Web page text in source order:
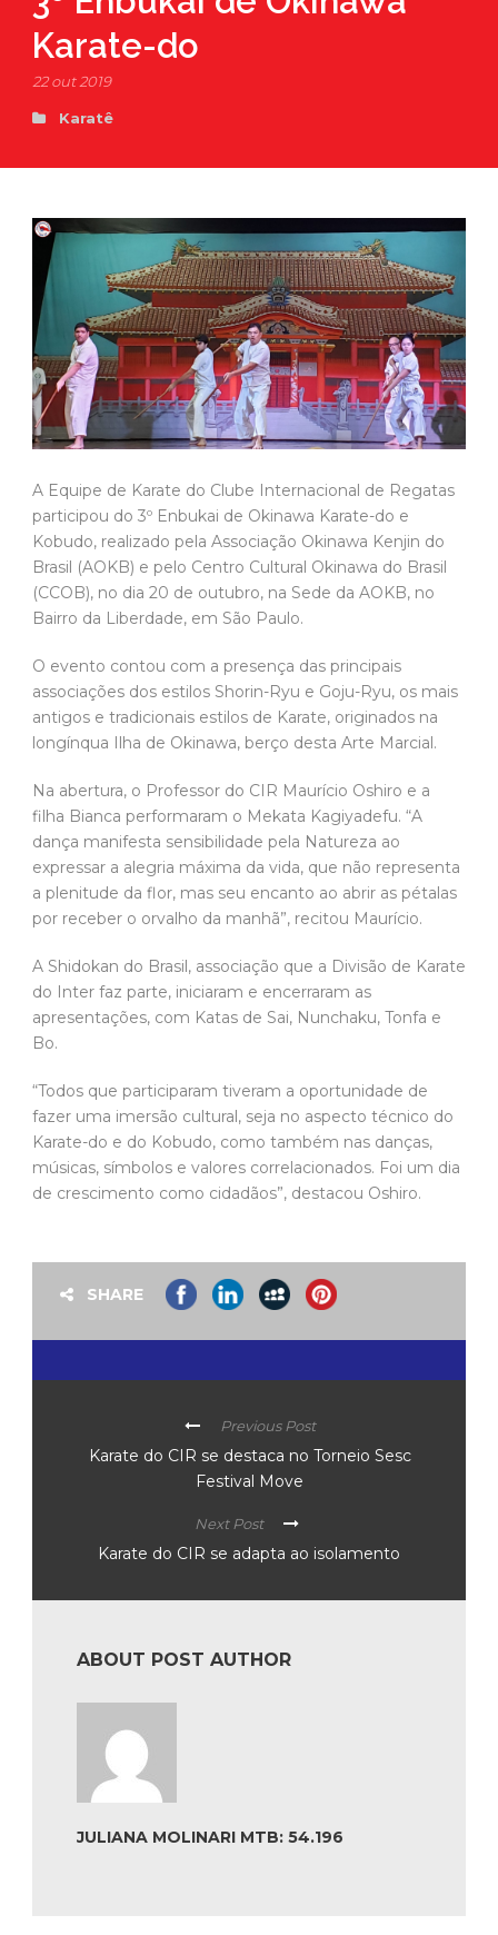
Karate-do
22 out 2019
Karatê
A Equipe de Karate do Clube Internacional de Regatas
participou do 3º Enbukai de Okinawa Karate-do e
Kobudo, realizado pela Associação Okinawa Kenjin do
Brasil (AOKB) e pelo Centro Cultural Okinawa do Brasil
(CCOB), no dia 20 de outubro, na Sede da AOKB, no
Bairro da Liberdade, em São Paulo.
O evento contou com a presença das principais
associações dos estilos Shorin-Ryu e Goju-Ryu, os mais
antigos e tradicionais estilos de Karate, originados na
longínqua Ilha de Okinawa, berço desta Arte Marcial.
Na abertura, o Professor do CIR Maurício Oshiro e a
filha Bianca performaram o Mekata Kagiyadefu. “A
dança manifesta sensibilidade pela Natureza ao
expressar a alegria máxima da vida, que não representa
a plenitude da flor, mas seu encanto ao abrir as pétalas
por receber o orvalho da manhã”, recitou Maurício.
A Shidokan do Brasil, associação que a Divisão de Karate
do Inter faz parte, iniciaram e encerraram as
apresentações, com Katas de Sai, Nunchaku, Tonfa e
Bo.
“Todos que participaram tiveram a oportunidade de
fazer uma imersão cultural, seja no aspecto técnico do
Karate-do e do Kobudo, como também nas danças,
músicas, símbolos e valores correlacionados. Foi um dia
de crescimento como cidadãos”, destacou Oshiro.
SHARE
Previous Post
Karate do CIR se destaca no Torneio Sesc
Festival Move
Next Post
Karate do CIR se adapta ao isolamento
ABOUT POST AUTHOR
JULIANA MOLINARI MTB: 54.196